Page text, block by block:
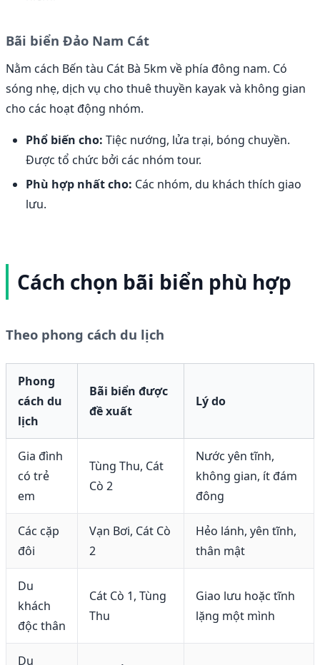
Bãi biển Đảo Nam Cát
Nằm cách Bến tàu Cát Bà 5km về phía đông nam. Có
sóng nhẹ, dịch vụ cho thuê thuyền kayak và không gian
cho các hoạt động nhóm.
Phổ biến cho: Tiệc nướng, lửa trại, bóng chuyền.
Được tổ chức bởi các nhóm tour.
Phù hợp nhất cho: Các nhóm, du khách thích giao
lưu.
Cách chọn bãi biển phù hợp
Theo phong cách du lịch
Phong
cách du
lịch
Bãi biển được
đề xuất
Lý do
Gia đình
có trẻ
em
Tùng Thu, Cát
Cò 2
Nước yên tĩnh,
không gian, ít đám
đông
Các cặp
đôi
Vạn Bơi, Cát Cò
2
Hẻo lánh, yên tĩnh,
thân mật
Du
khách
độc thân
Cát Cò 1, Tùng
Thu
Giao lưu hoặc tĩnh
lặng một mình
Du